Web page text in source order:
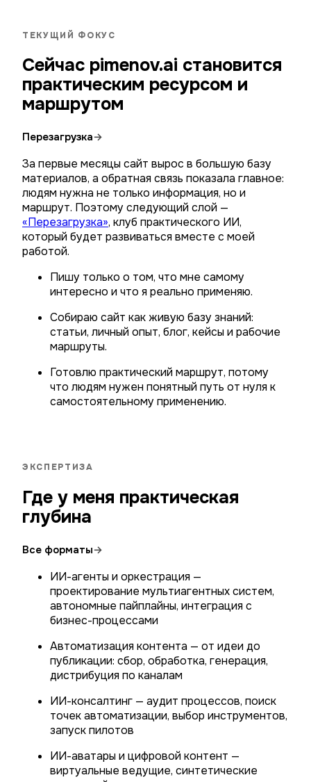
ТЕКУЩИЙ ФОКУС
Сейчас pimenov.ai становится
практическим ресурсом и
маршрутом
Перезагрузка→
За первые месяцы сайт вырос в большую базу
материалов, а обратная связь показала главное:
людям нужна не только информация, но и
маршрут. Поэтому следующий слой —
«Перезагрузка», клуб практического ИИ,
который будет развиваться вместе с моей
работой.
Пишу только о том, что мне самому
интересно и что я реально применяю.
Собираю сайт как живую базу знаний:
статьи, личный опыт, блог, кейсы и рабочие
маршруты.
Готовлю практический маршрут, потому
что людям нужен понятный путь от нуля к
самостоятельному применению.
ЭКСПЕРТИЗА
Где у меня практическая
глубина
Все форматы→
ИИ-агенты и оркестрация —
проектирование мультиагентных систем,
автономные пайплайны, интеграция с
бизнес-процессами
Автоматизация контента — от идеи до
публикации: сбор, обработка, генерация,
дистрибуция по каналам
ИИ-консалтинг — аудит процессов, поиск
точек автоматизации, выбор инструментов,
запуск пилотов
ИИ-аватары и цифровой контент —
виртуальные ведущие, синтетические